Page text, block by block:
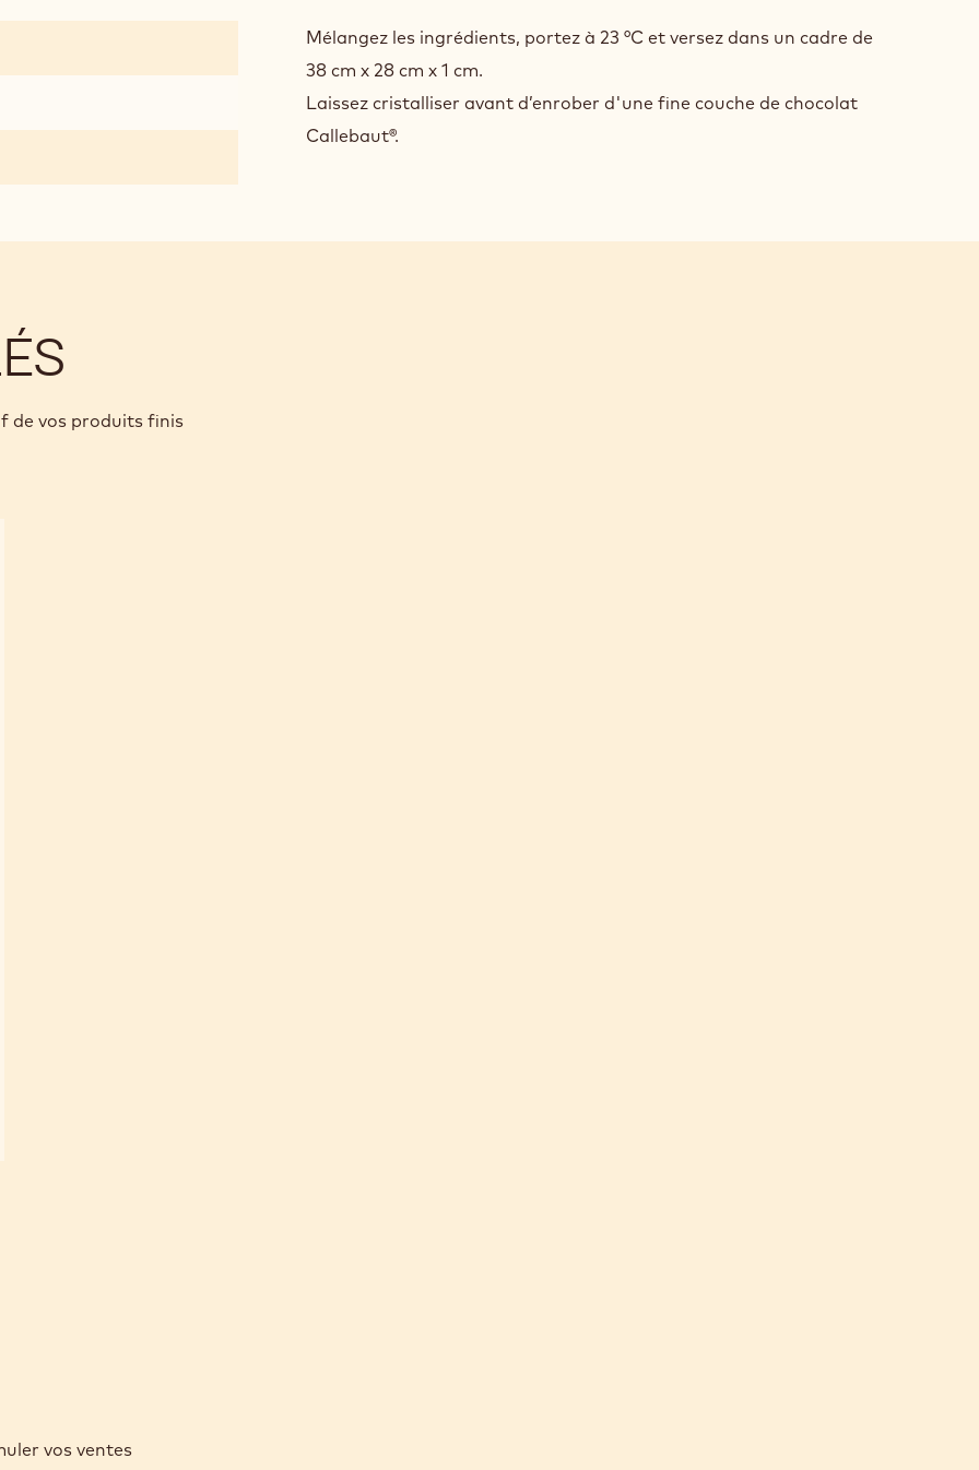
PRALINÉ
POUR
BONBONS
ENROBÉS
Mélangez les ingrédients, portez à 23 °C et versez dans un cadre de
38 cm x 28 cm x 1 cm.
Laissez cristalliser avant d’enrober d'une fine couche de chocolat
Callebaut®.
de vos produits finis
vos ventes